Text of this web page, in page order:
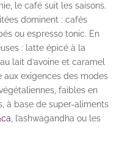
le café suit les saisons.
dominent : cafés
ou espresso tonic. En
: latte épicé à la
lait d’avoine et caramel
aux exigences des modes
faibles en
à base de super-aliments
, l’ashwagandha ou les